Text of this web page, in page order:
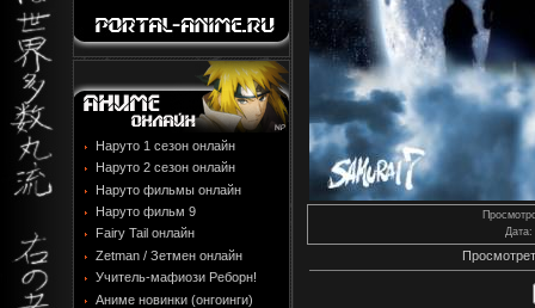
Наруто 1 сезон онлайн
Наруто 2 сезон онлайн
Наруто фильмы онлайн
Наруто фильм 9
Fairy Tail онлайн
Zetman / Зетмен онлайн
Учитель-мафиози Реборн!
Аниме новинки (онгоинги)
Дата: